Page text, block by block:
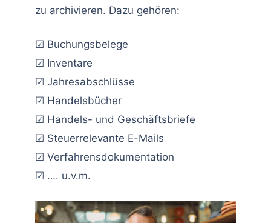
zu archivieren. Dazu gehören:
☑ Buchungsbelege
☑ Inventare
☑ Jahresabschlüsse
☑ Handelsbücher
☑ Handels- und Geschäftsbriefe
☑ Steuerrelevante E-Mails
☑ Verfahrensdokumentation
☑ …. u.v.m.